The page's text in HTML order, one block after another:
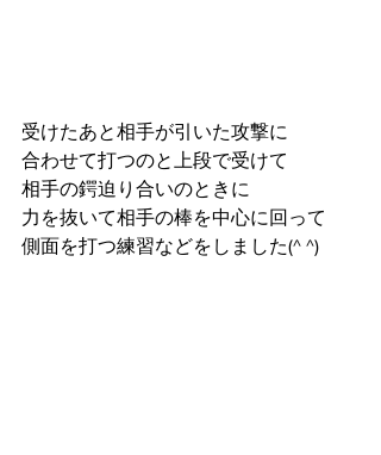
受けたあと相手が引いた攻撃に
合わせて打つのと上段で受けて
相手の鍔迫り合いのときに
力を抜いて相手の棒を中心に回って
側面を打つ練習などをしました(^ ^)